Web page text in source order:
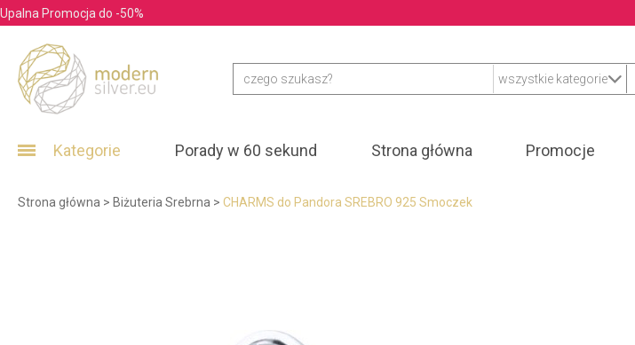
Upalna Promocja do -50%
Kategorie Porady w 60 sekund Strona główna Promocje
Strona główna > Biżuteria Srebrna > CHARMS do Pandora SREBRO 925 Smoczek